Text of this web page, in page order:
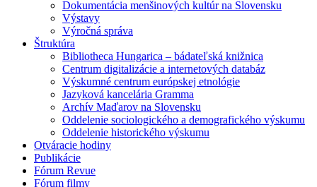
Dokumentácia menšinových kultúr na Slovensku
Výstavy
Výročná správa
Štruktúra
Bibliotheca Hungarica – bádateľská knižnica
Centrum digitalizácie a internetových databáz
Výskumné centrum európskej etnológie
Jazyková kancelária Gramma
Archív Maďarov na Slovensku
Oddelenie sociologického a demografického výskumu
Oddelenie historického výskumu
Otváracie hodiny
Publikácie
Fórum Revue
Fórum filmy